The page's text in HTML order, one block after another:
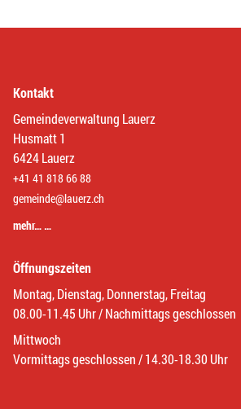
Kontakt
Gemeindeverwaltung Lauerz
Husmatt 1
6424 Lauerz
+41 41 818 66 88
gemeinde@lauerz.ch
mehr… …
Öffnungszeiten
Montag, Dienstag, Donnerstag, Freitag
08.00-11.45 Uhr / Nachmittags geschlossen
Mittwoch
Vormittags geschlossen / 14.30-18.30 Uhr